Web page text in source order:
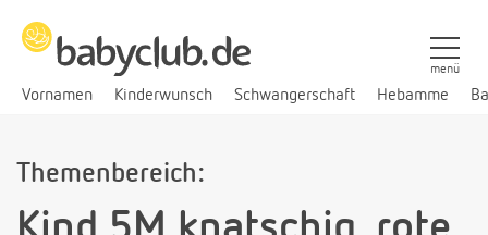
Vornamen Kinderwunsch Schwangerschaft Hebamme
menü
Themenbereich: